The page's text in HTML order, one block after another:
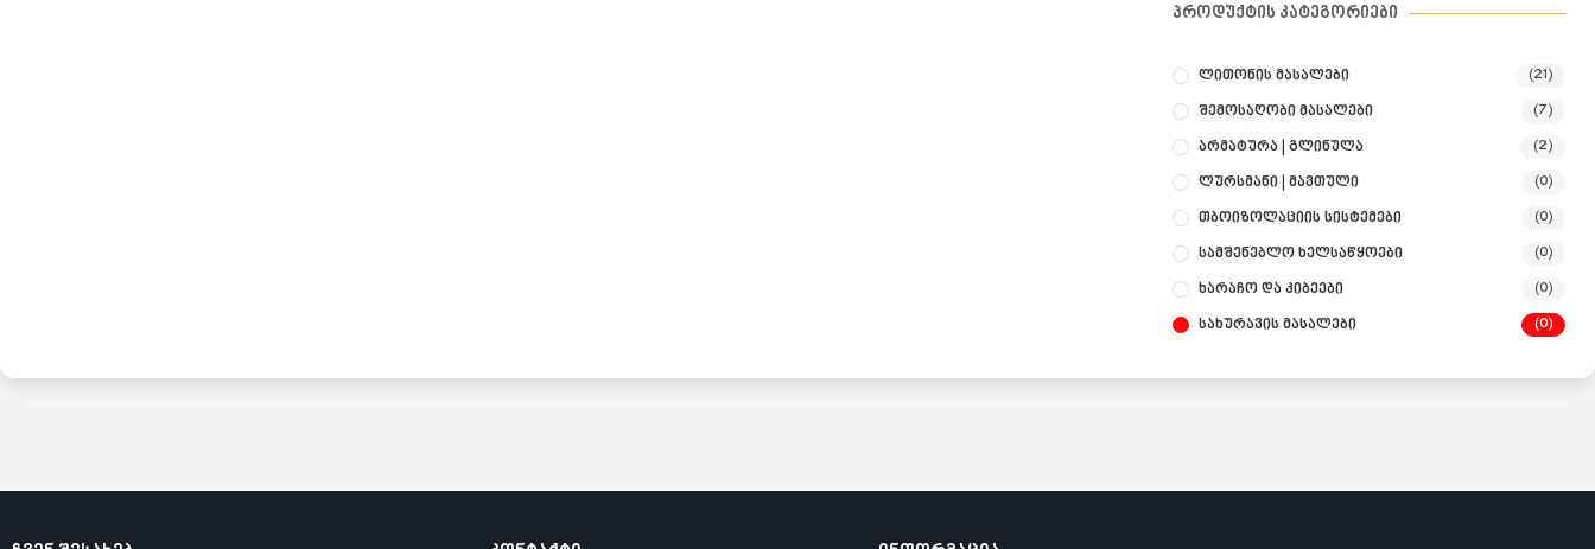
პროდუქტის კატეგორიები
Ლითონის Მასალები (21)
Შემოსაღობი Მასალები (7)
Არმატურა | Გლინულა (2)
Ლურსმანი | Მავთული (0)
Თბოიზოლაციის Სისტემები (0)
Სამშენებლო Ხელსაწყოები (0)
Ხარაჩო Და Კიბეები (0)
Სახურავის Მასალები (0)